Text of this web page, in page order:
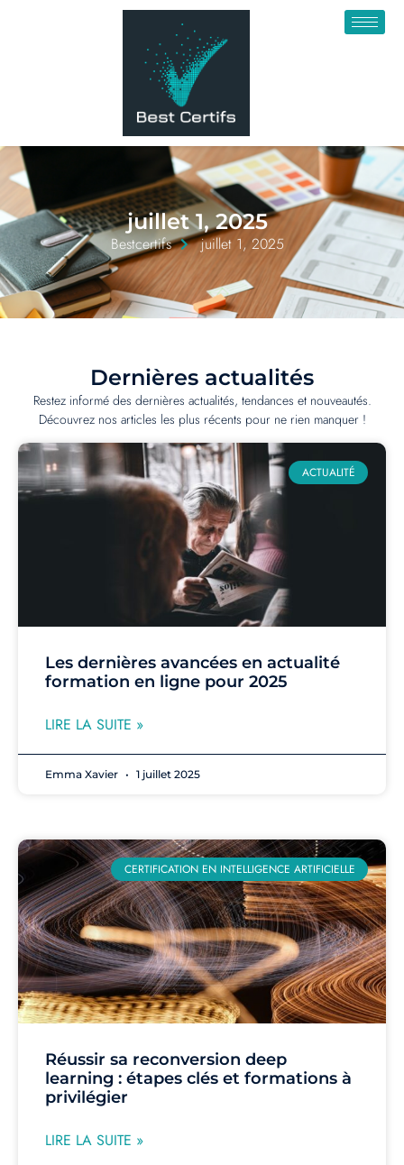
juillet 1, 2025
Bestcertifs juillet 1, 2025
Dernières actualités
Restez informé des dernières actualités, tendances et nouveautés.
Découvrez nos articles les plus récents pour ne rien manquer !
ACTUALITÉ
Les dernières avancées en actualité
formation en ligne pour 2025
LIRE LA SUITE »
Emma Xavier 1 juillet 2025
CERTIFICATION EN INTELLIGENCE ARTIFICIELLE
Réussir sa reconversion deep
learning : étapes clés et formations à
privilégier
LIRE LA SUITE »